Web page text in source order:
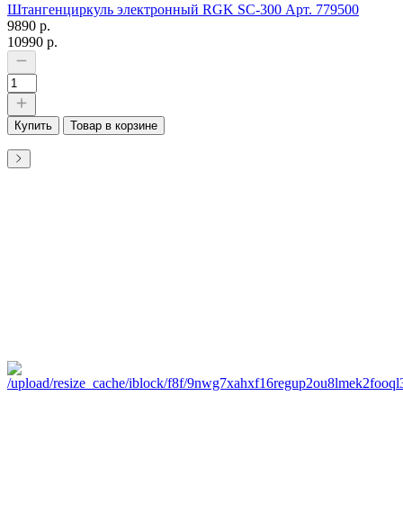
Штангенциркуль электронный RGK SC-300 Арт. 779500
9890 р.
10990 р.
Купить Товар в корзине